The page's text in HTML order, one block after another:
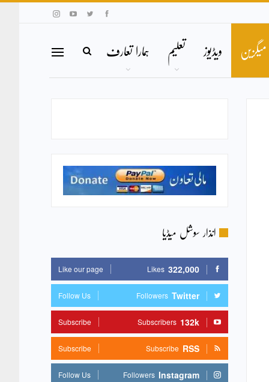
میگزین ویڈیوز تعلیم ہمارا تعارف
انذار سوشل میڈیا
322,000
Likes
Like our page
Twitter
Followers
Follow Us
132k
Subscribers
Subscribe
RSS
Subscribe
Subscribe
Instagram
Followers
Follow Us